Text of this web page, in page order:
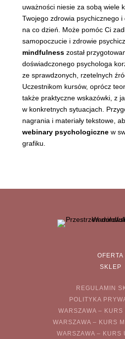
uważności niesie za sobą wiele
Twojego zdrowia psychicznego
na co dzień. Może pomóc Ci
samopoczucie i zdrowie
mindfulnesszostał
doświadczonego psychologa
ze sprawdzonych, rzetelnych
Uczestnikom kursów, oprócz
także praktyczne wskazówki, z
w konkretnych sytuacjach.
nagrania i materiały tekstowe,
webinary psychologicznew
grafiku.
OFERTA
SKLEP
REGULAMIN
POLITYKA
WARSZAWA – KURS
WARSZAWA – KURS
WARSZAWA – KURS